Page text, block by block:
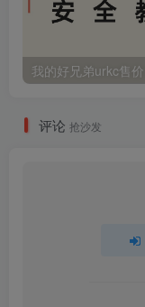
评论 抢沙发